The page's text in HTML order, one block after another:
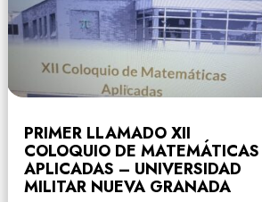
PRIMER LLAMADO XII
COLOQUIO DE MATEMÁTICAS
APLICADAS – UNIVERSIDAD
MILITAR NUEVA GRANADA